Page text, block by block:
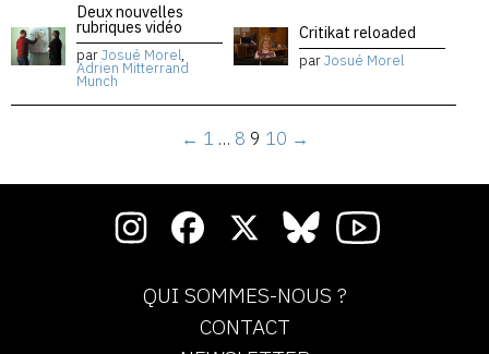
Deux nouvelles
rubriques vidéo
parJosué Morel,
Adrien Mitterrand
Munch
Critikat reloaded
parJosué Morel
← 1 … 8 9 10 →
QUI SOMMES-NOUS ?
CONTACT